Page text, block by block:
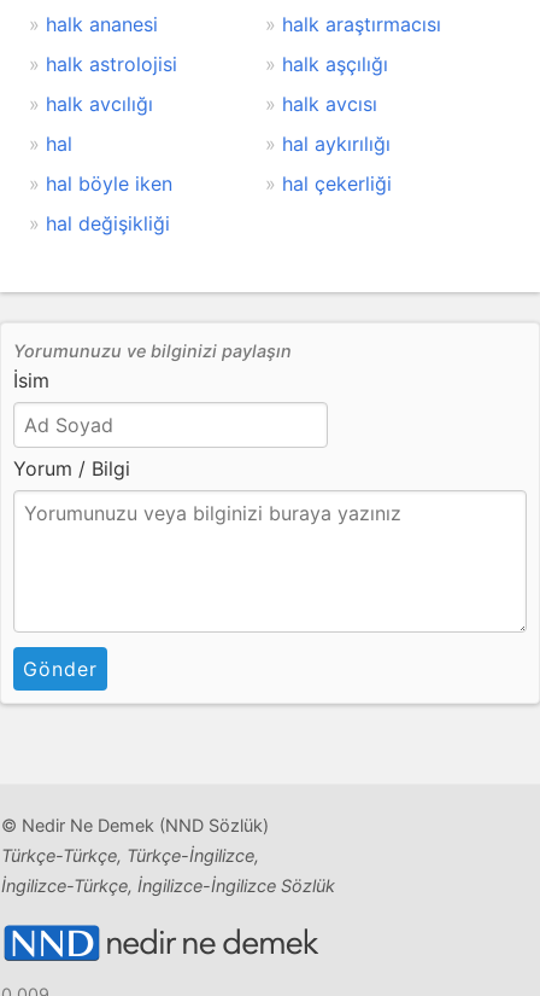
halk ananesi
halk araştırmacısı
halk astrolojisi
halk aşçılığı
halk avcılığı
halk avcısı
hal
hal aykırılığı
hal böyle iken
hal çekerliği
hal değişikliği
Yorumunuzu ve bilginizi paylaşın
İsim
Yorum / Bilgi
Gönder
© Nedir Ne Demek (NND Sözlük)
Türkçe-Türkçe, Türkçe-İngilizce,
İngilizce-Türkçe, İngilizce-İngilizce Sözlük